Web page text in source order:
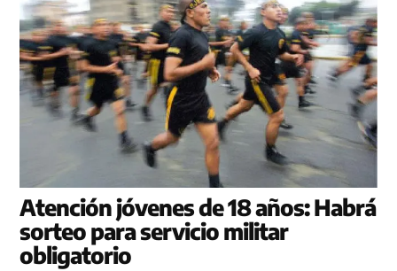
Atención jóvenes de 18 años: Habrá
sorteo para servicio militar
obligatorio